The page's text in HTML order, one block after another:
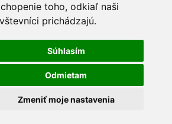
toho, odkiaľ naši
prichádzajú.
Súhlasím
Odmietam
Zmeniť moje nastavenia
Home
about using the website
Terms & Conditions
Copyrights
Privacy Policy
Cookie settings
Chirana | All rights reserved.